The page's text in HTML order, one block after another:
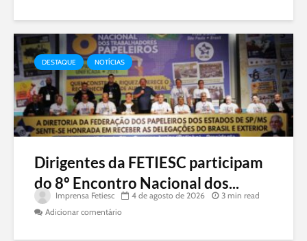
DESTAQUE NOTÍCIAS
Dirigentes da FETIESC participam
do 8º Encontro Nacional dos...
Imprensa Fetiesc 4 de agosto de 2026
3 min read
Adicionar comentário